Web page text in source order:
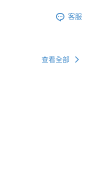
客服
查看全部